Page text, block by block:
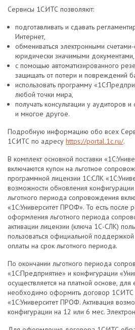
Сервисы 1С:ИТС позволяют:
подготавливать и сдавать
Интернет,
обмениваться электронными
юридически значимыми документами,
с помощью автоматизированного
защищать от потери и повреждений
использовать программу
любой точки мира,
получать консультации у аудиторов
и многое другое.
Подробную информацию обо всех
1С:ИТС по адресу https://portal.1c.ru/.
В комплект основной поставки
включаются купон на льготное
программной лицензии 1С:СЛК
возможности обновления
льготного периода сопровождения
«1С:Университет ПРОФ». То есть после
оформления льготного периода
активации лицензии (ключа 1С-СЛК)
пользоваться официальной
оплаты на срок льготного периода.
По окончании льготного периода
«1С:Предприятие» и конфигурации
осуществляется на платной основе, для
необходимо оформить договор 1С:ИТС
«1С:Университет ПРОФ. Активация
конфигурации на 12 или 6 мес.